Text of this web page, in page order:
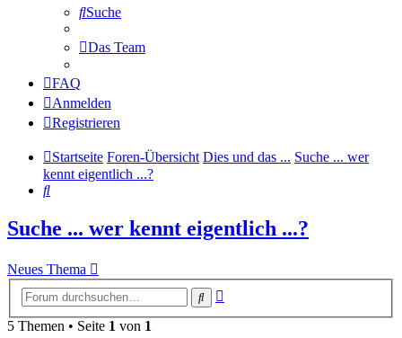
Suche
Das Team
FAQ
Anmelden
Registrieren
Startseite Foren-Übersicht Dies und das ... Suche ... wer
kennt eigentlich ...?
Suche
Suche ... wer kennt eigentlich ...?
Neues Thema
Suche
5 Themen • Seite 1 von 1